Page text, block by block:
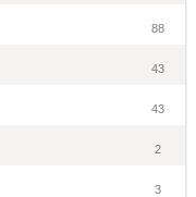
88
43
43
2
3